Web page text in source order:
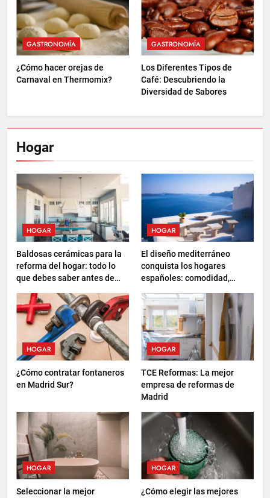
GASTRONOMÍA
¿Cómo hacer orejas de
Carnaval en Thermomix?
GASTRONOMÍA
Los Diferentes Tipos de
Café: Descubriendo la
Diversidad de Sabores
Hogar
HOGAR
Baldosas cerámicas para la
reforma del hogar: todo lo
que debes saber antes de
HOGAR
El diseño mediterráneo
conquista los hogares
españoles: comodidad,
formas de descanso
HOGAR
¿Cómo contratar fontaneros
en Madrid Sur?
HOGAR
TCE Reformas: La mejor
empresa de reformas de
Madrid
HOGAR
Seleccionar la mejor
HOGAR
¿Cómo elegir las mejores